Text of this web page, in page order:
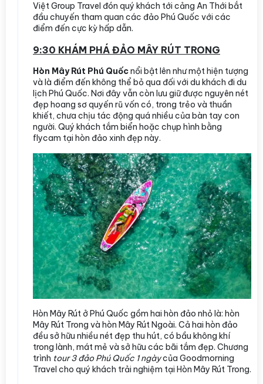
Việt Group Travel đón quý khách tới cảng An Thới bắt
đầu chuyến tham quan các đảo Phú Quốc với các
điểm đến cực kỳ hấp dẫn.
9:30 KHÁM PHÁ ĐẢO MÂY RÚT TRONG
Hòn Mây Rút Phú Quốcnổi bật lên như một hiện tượng
và là điểm đến không thể bỏ qua đối với du khách đi du
lịch Phú Quốc. Nơi đây vẫn còn lưu giữ được nguyên nét
đẹp hoang sơ quyến rũ vốn có, trong trẻo và thuần
khiết, chưa chịu tác động quá nhiều của bàn tay con
người. Quý khách tắm biển hoặc chụp hình bằng
flycam tại hòn đảo xinh đẹp này.
Hòn Mây Rút ở Phú Quốc gồm hai hòn đảo nhỏ là: hòn
Mây Rút Trong và hòn Mây Rút Ngoài. Cả hai hòn đảo
đều sở hữu nhiều nét đẹp thu hút, có bầu không khí
trong lành, mát mẻ và sở hữu các bãi tắm đẹp. Chương
trình tour 3 đảo Phú Quốc 1 ngàycủa Goodmorning
Travel cho quý khách trải nghiệm tại Hòn Mây Rút Trong.